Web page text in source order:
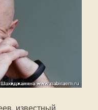
известный